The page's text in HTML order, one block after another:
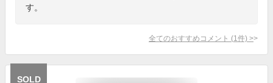
す。
全てのおすすめコメント (1 件) >
SOLD